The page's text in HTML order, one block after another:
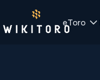
eToro